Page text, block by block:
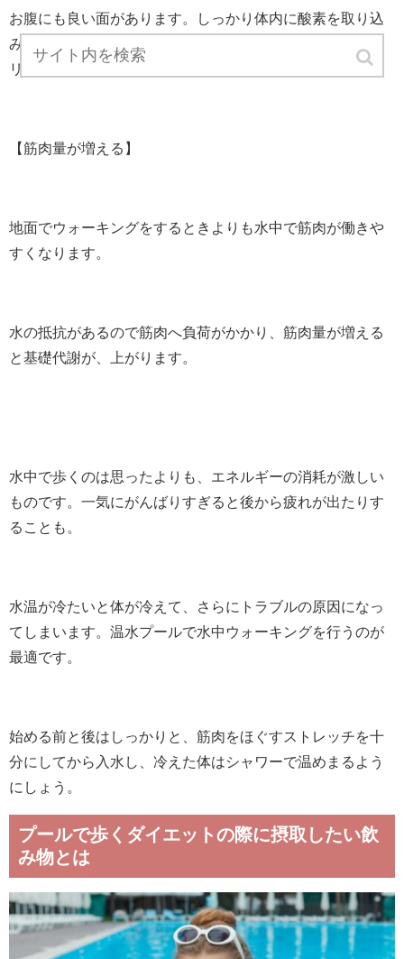
お腹にも良い面があります。しっかり体内に酸素を取り込
み呼吸をするため、意識せずに腹式呼吸となるので、カロ
リー消費に繋がりなります。
【筋肉量が増える】
地面でウォーキングをするときよりも水中で筋肉が働きや
すくなります。
水の抵抗があるので筋肉へ負荷がかかり、筋肉量が増える
と基礎代謝が、上がります。
水中で歩くのは思ったよりも、エネルギーの消耗が激しい
ものです。一気にがんばりすぎると後から疲れが出たりす
ることも。
水温が冷たいと体が冷えて、さらにトラブルの原因になっ
てしまいます。温水プールで水中ウォーキングを行うのが
最適です。
始める前と後はしっかりと、筋肉をほぐすストレッチを十
分にしてから入水し、冷えた体はシャワーで温めまるよう
にしょう。
プールで歩くダイエットの際に摂取したい飲
み物とは